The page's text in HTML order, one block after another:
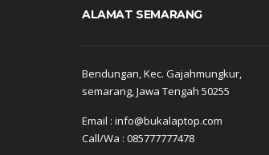
ALAMAT SEMARANG
Bendungan, Kec. Gajahmungkur,
semarang, Jawa Tengah 50255
Email : info@bukalaptop.com
Call/Wa : 085777777478